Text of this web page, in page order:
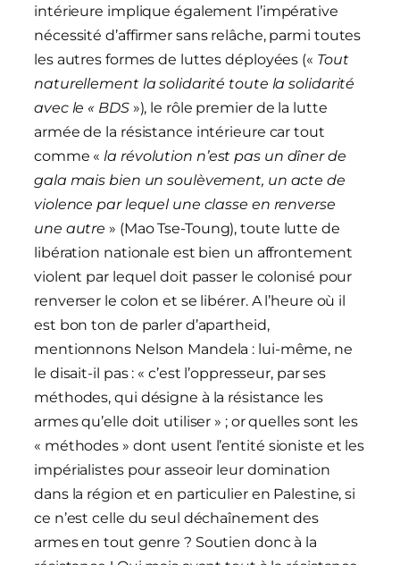
intérieure implique également l’impérative
nécessité d’affirmer sans relâche, parmi toutes
les autres formes de luttes déployées (« Tout
naturellement la solidarité toute la solidarité
avec le « BDS »), le rôle premier de la lutte
armée de la résistance intérieure car tout
comme «la révolution n’est pas un dîner de
gala mais bien un soulèvement, un acte de
violence par lequel une classe en renverse
une autre » (Mao Tse-Toung), toute lutte de
libération nationale est bien un affrontement
violent par lequel doit passer le colonisé pour
renverser le colon et se libérer. A l’heure où il
est bon ton de parler d’apartheid,
mentionnons Nelson Mandela : lui-même, ne
le disait-il pas : « c’est l’oppresseur, par ses
méthodes, qui désigne à la résistance les
armes qu’elle doit utiliser » ; or quelles sont les
« méthodes » dont usent l’entité sioniste et les
impérialistes pour asseoir leur domination
dans la région et en particulier en Palestine, si
ce n’est celle du seul déchaînement des
armes en tout genre ? Soutien donc à la